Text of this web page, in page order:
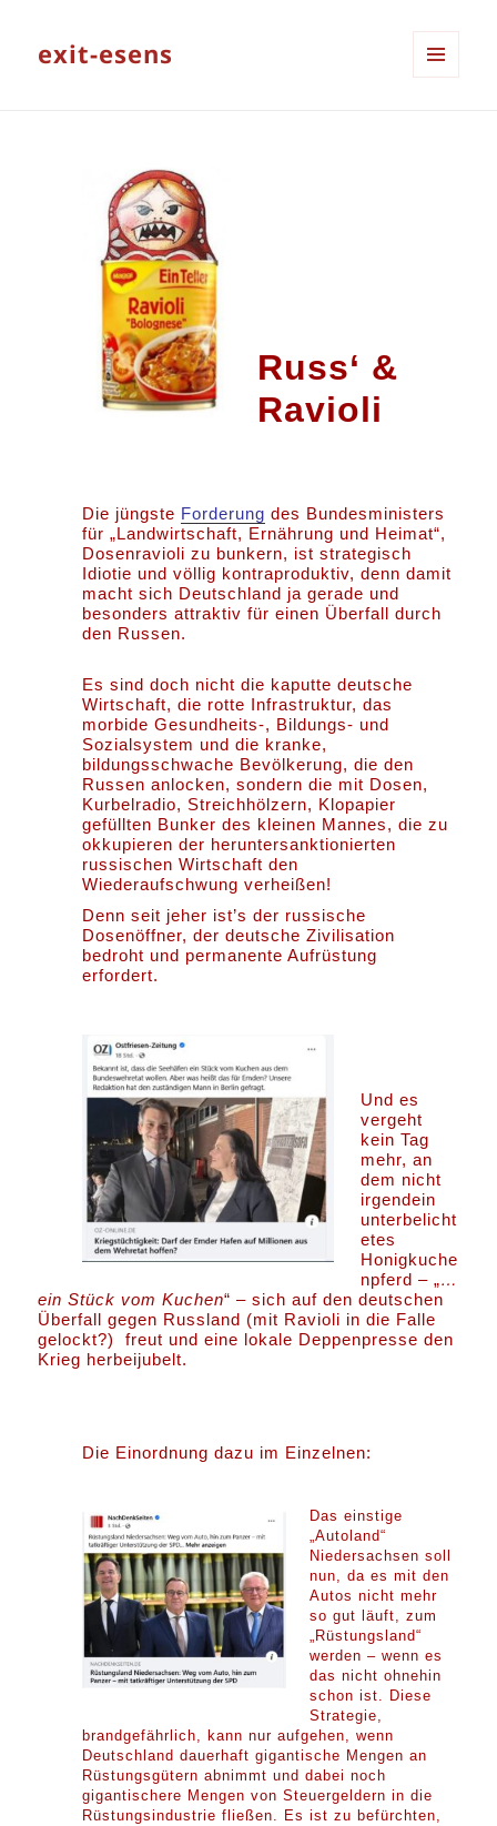
exit-esens
Russ‘ &
Ravioli
Die jüngste Forderung des Bundesministers
für „Landwirtschaft, Ernährung und Heimat“,
Dosenravioli zu bunkern, ist strategisch
Idiotie und völlig kontraproduktiv, denn damit
macht sich Deutschland ja gerade und
besonders attraktiv für einen Überfall durch
den Russen.
Es sind doch nicht die kaputte deutsche
Wirtschaft, die rotte Infrastruktur, das
morbide Gesundheits-, Bildungs- und
Sozialsystem und die kranke,
bildungsschwache Bevölkerung, die den
Russen anlocken, sondern die mit Dosen,
Kurbelradio, Streichhölzern, Klopapier
gefüllten Bunker des kleinen Mannes, die zu
okkupieren der heruntersanktionierten
russischen Wirtschaft den
Wiederaufschwung verheißen!
Denn seit jeher ist’s der russische
Dosenöffner, der deutsche Zivilisation
bedroht und permanente Aufrüstung
erfordert.
Und es
vergeht
kein Tag
mehr, an
dem nicht
irgendein
unterbelicht
etes
Honigkuche
npferd – „…
ein Stück vom Kuchen“ – sich auf den deutschen
Überfall gegen Russland (mit Ravioli in die Falle
gelockt?) freut und eine lokale Deppenpresse den
Krieg herbeijubelt.
Die Einordnung dazu im Einzelnen:
Das einstige
„Autoland“
Niedersachsen soll
nun, da es mit den
Autos nicht mehr
so gut läuft, zum
„Rüstungsland“
werden – wenn es
das nicht ohnehin
schon ist. Diese
Strategie,
brandgefährlich, kann nur aufgehen, wenn
Deutschland dauerhaft gigantische Mengen an
Rüstungsgütern abnimmt und dabei noch
gigantischere Mengen von Steuergeldern in die
Rüstungsindustrie fließen. Es ist zu befürchten,